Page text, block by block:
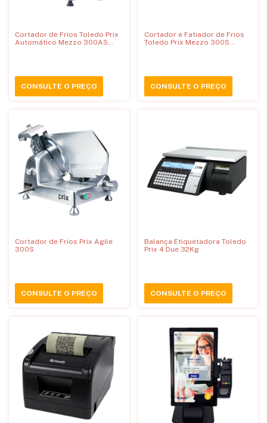
Cortador de Frios Toledo Prix
Automático Mezzo 300AS
CONSULTE O PREÇO
Cortador e Fatiador de Frios
Toledo Prix Mezzo 300S
CONSULTE O PREÇO
Cortador de Frios Prix Agile
300S
CONSULTE O PREÇO
Balança Etiquetadora Toledo
Prix 4 Due 32Kg
CONSULTE O PREÇO